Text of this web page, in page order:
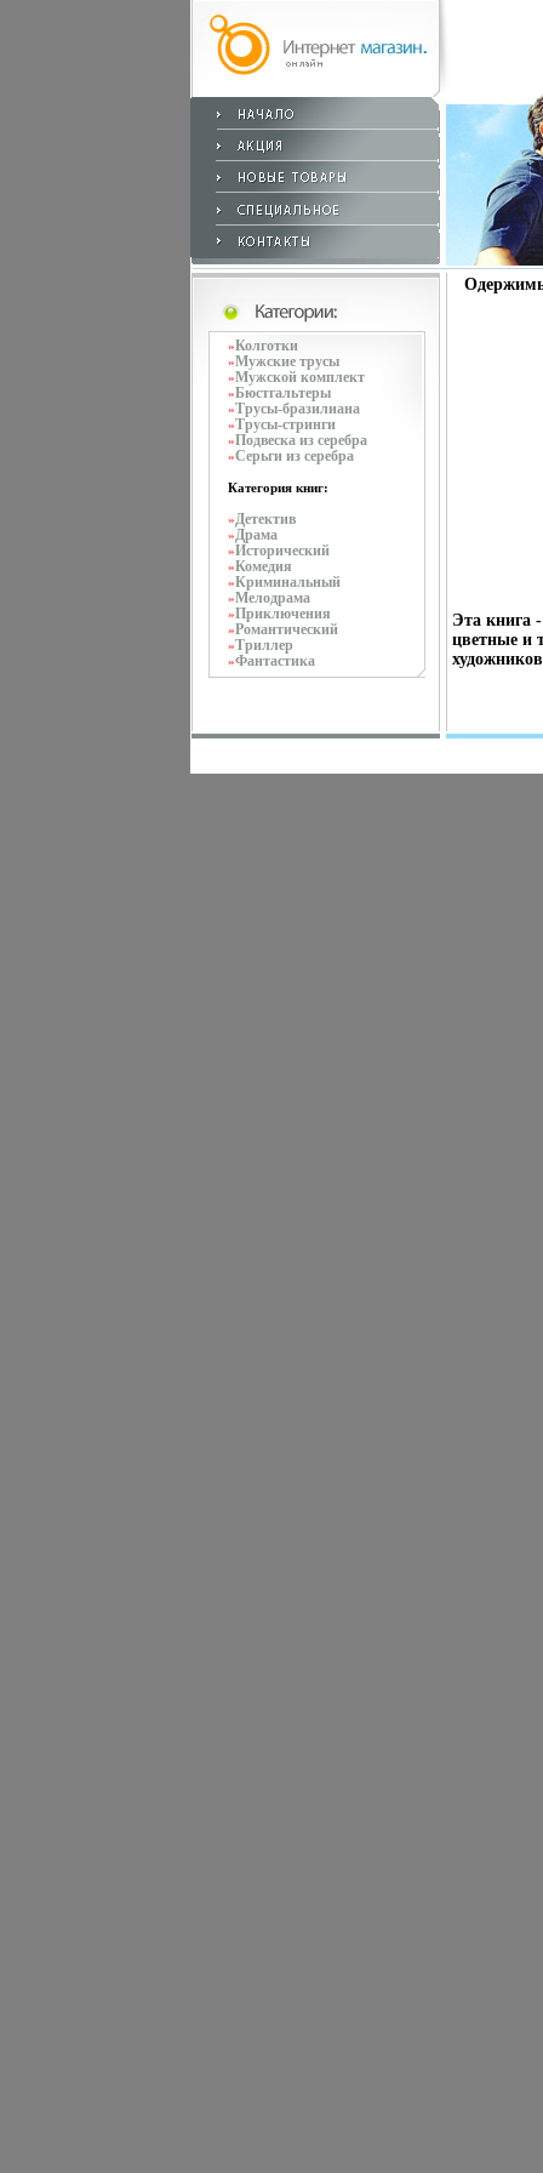
»Колготки
»Мужские трусы
»Мужской комплект
»Бюстгальтеры
»Трусы-бразилиана
»Трусы-стринги
»Подвеска из серебра
»Серьги из серебра
Категория книг:
»Детектив
»Драма
»Исторический
»Комедия
»Криминальный
»Мелодрама
»Приключения
»Романтический
»Триллер
»Фантастика
Эта книга
цветные и